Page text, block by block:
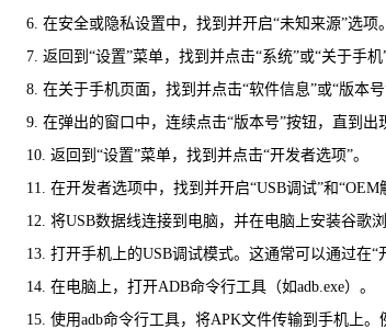
6. 在安全或隐私设置中，找到并开启“未知来源”选项
7. 返回到“设置”菜单，找到并点击“系统”或“关于手机”
8. 在关于手机页面，找到并点击“软件信息”或“版本号
9. 在弹出的窗口中，连续点击“版本号”按钮，直到出
10. 返回到“设置”菜单，找到并点击“开发者选项”。
11. 在开发者选项中，找到并开启“USB调试”和
12. 将USB数据线连接到电脑，并在电脑上安装谷歌
13. 打开手机上的USB调试模式。这通常可以通过在“
14. 在电脑上，打开ADB命令行工具（如adb.exe）。
15. 使用adb命令行工具，将APK文件传输到手机上。